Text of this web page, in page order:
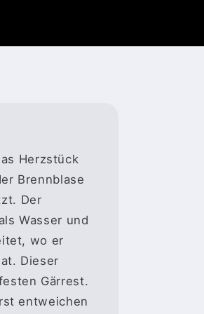
Herzstück
Brennblase
Der
Wasser und
wo er
Dieser
Gärrest.
entweichen